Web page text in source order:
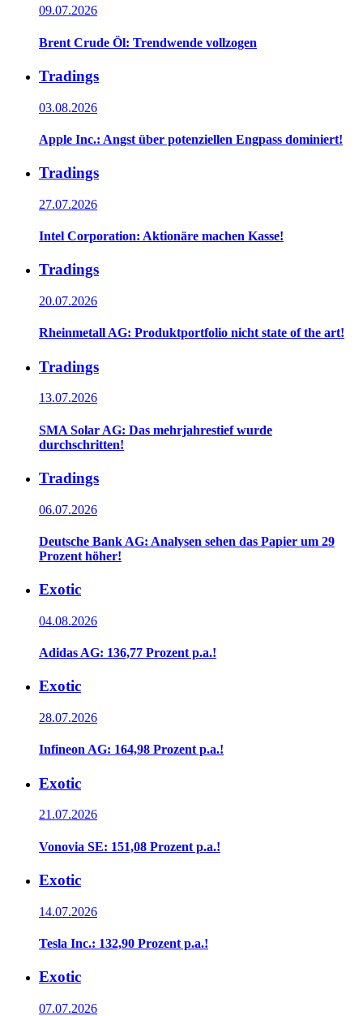
09.07.2026
Brent Crude Öl: Trendwende vollzogen
Tradings
03.08.2026
Apple Inc.: Angst über potenziellen Engpass dominiert!
Tradings
27.07.2026
Intel Corporation: Aktionäre machen Kasse!
Tradings
20.07.2026
Rheinmetall AG: Produktportfolio nicht state of the art!
Tradings
13.07.2026
SMA Solar AG: Das mehrjahrestief wurde
durchschritten!
Tradings
06.07.2026
Deutsche Bank AG: Analysen sehen das Papier um 29
Prozent höher!
Exotic
04.08.2026
Adidas AG: 136,77 Prozent p.a.!
Exotic
28.07.2026
Infineon AG: 164,98 Prozent p.a.!
Exotic
21.07.2026
Vonovia SE: 151,08 Prozent p.a.!
Exotic
14.07.2026
Tesla Inc.: 132,90 Prozent p.a.!
Exotic
07.07.2026